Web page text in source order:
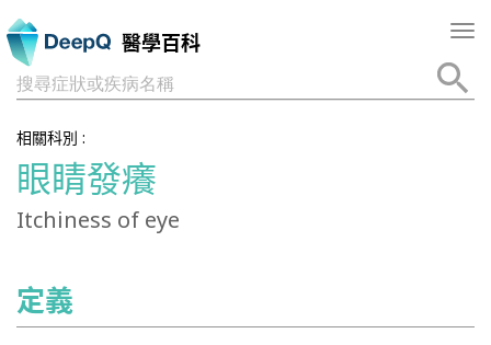
醫學百科
搜尋症狀或疾病名稱
相關科別 :
眼睛發癢
Itchiness of eye
定義